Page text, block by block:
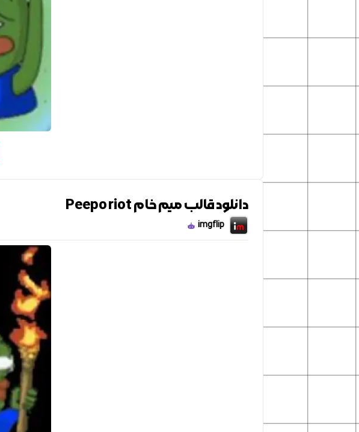
دانلود قالب میم خام Peepo riot
imgflip